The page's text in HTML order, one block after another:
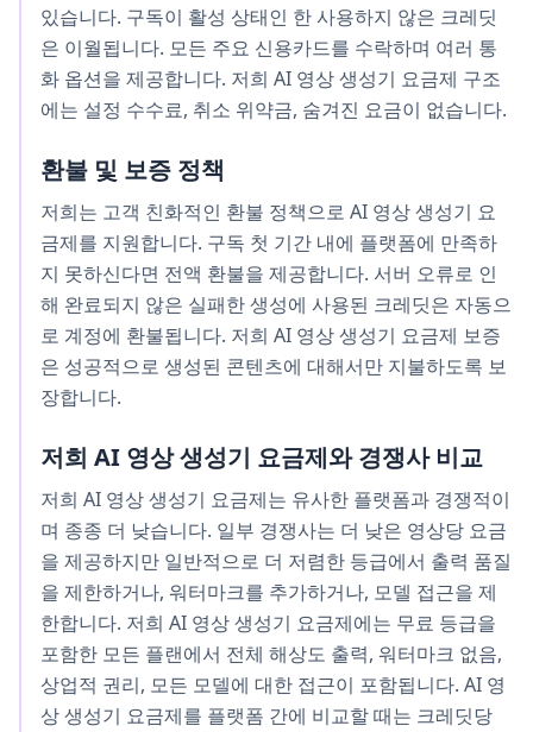
있습니다. 구독이 활성 상태인 한 사용하지 않은 크레딧
은 이월됩니다. 모든 주요 신용카드를 수락하며 여러 통
화 옵션을 제공합니다. 저희 AI 영상 생성기 요금제 구조
에는 설정 수수료, 취소 위약금, 숨겨진 요금이 없습니다.
환불 및 보증 정책
저희는 고객 친화적인 환불 정책으로 AI 영상 생성기 요
금제를 지원합니다. 구독 첫 기간 내에 플랫폼에 만족하
지 못하신다면 전액 환불을 제공합니다. 서버 오류로 인
해 완료되지 않은 실패한 생성에 사용된 크레딧은 자동으
로 계정에 환불됩니다. 저희 AI 영상 생성기 요금제 보증
은 성공적으로 생성된 콘텐츠에 대해서만 지불하도록 보
장합니다.
저희 AI 영상 생성기 요금제와 경쟁사 비교
저희 AI 영상 생성기 요금제는 유사한 플랫폼과 경쟁적이
며 종종 더 낮습니다. 일부 경쟁사는 더 낮은 영상당 요금
을 제공하지만 일반적으로 더 저렴한 등급에서 출력 품질
을 제한하거나, 워터마크를 추가하거나, 모델 접근을 제
한합니다. 저희 AI 영상 생성기 요금제에는 무료 등급을
포함한 모든 플랜에서 전체 해상도 출력, 워터마크 없음,
상업적 권리, 모든 모델에 대한 접근이 포함됩니다. AI 영
상 생성기 요금제를 플랫폼 간에 비교할 때는 크레딧당